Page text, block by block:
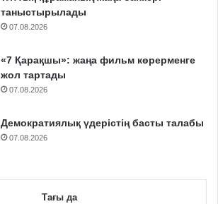
таныстырылады
07.08.2026
«7 Қарақшы»: жаңа фильм көрерменге
жол тартады
07.08.2026
Демократиялық үдерістің басты талабы
07.08.2026
Тағы да